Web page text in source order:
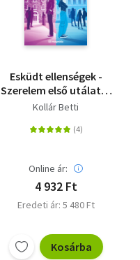
Esküdt ellenségek -
Szerelem első utálatra
1. - (Különleges kiadás)
Kollár Betti
Online ár:
4 932 Ft
Eredeti ár: 5 480 Ft
Kosárba